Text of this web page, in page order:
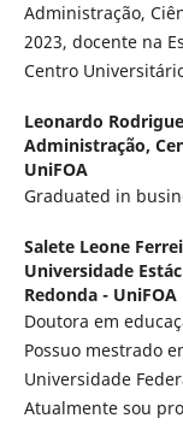
Administração,
2023, docente na
Centro
Leonardo
Administração,
UniFOA
Graduated in
Salete Leone
Universidade
Redonda - UniFOA
Doutora em
Possuo mestrado
Universidade
Atualmente sou